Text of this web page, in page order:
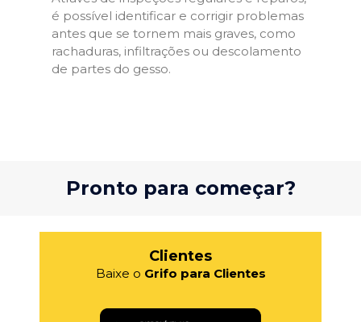
é possível identificar e corrigir problemas
antes que se tornem mais graves, como
rachaduras, infiltrações ou descolamento
de partes do gesso.
Pronto para começar?
Clientes
Baixe o Grifo para Clientes